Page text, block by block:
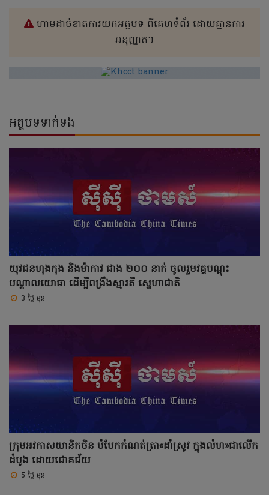
ហាមដាច់ខាតការយកអត្ថបទ ពីគេហទំព័រ ដោយគ្មានការ
អនុញ្ញាត។
អត្ថបទទាក់ទង
យុវជនហុងកុង និងម៉ាកាវ ជាង ២០០ នាក់ ចូលរួមវគ្គបណ្ដុះ
បណ្ដាលយោធា ដើម្បីពង្រឹងស្មារតី ស្នេហាជាតិ
3 ថ្ងៃ មុន
ក្រុមអវកាសយានិកចិន បំបែកកំណត់ត្រា«ដាំស្រូវ ក្នុងលំហ»ជាលើក
ដំបូង ដោយជោគជ័យ
5 ថ្ងៃ មុន